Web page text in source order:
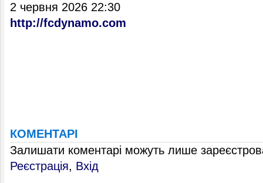
2 червня 2026 22:30
http://fcdynamo.com
КОМЕНТАРІ
Залишати коментарі можуть лише
Реєстрація, Вхід